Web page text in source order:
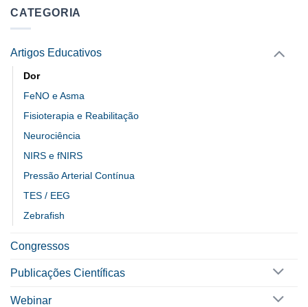
CATEGORIA
Artigos Educativos
Dor
FeNO e Asma
Fisioterapia e Reabilitação
Neurociência
NIRS e fNIRS
Pressão Arterial Contínua
TES / EEG
Zebrafish
Congressos
Publicações Científicas
Webinar